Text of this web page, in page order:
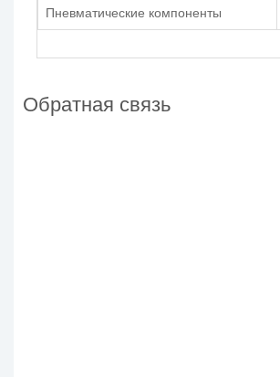
Пневматические компоненты
Обратная связь